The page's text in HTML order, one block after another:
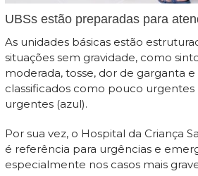
UBSs estão preparadas para
As unidades básicas estão
situações sem gravidade, como
moderada, tosse, dor de garganta
classificados como pouco urgentes
urgentes (azul).
Por sua vez, o Hospital da Criança
é referência para urgências e
especialmente nos casos mais